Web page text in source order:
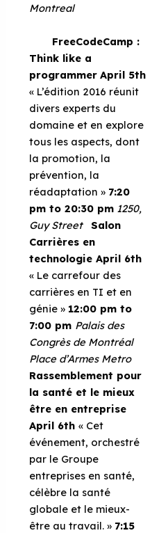
Montreal
FreeCodeCamp :
Think like a
programmer April 5th
« L’édition 2016 réunit
divers experts du
domaine et en explore
tous les aspects, dont
la promotion, la
prévention, la
réadaptation » 7:20
pm to 20:30 pm 1250,
Guy Street
Salon
Carrières en
technologie April 6th
« Le carrefour des
carrières en TI et en
génie »12:00 pm to
7:00 pm Palais des
Congrès de Montréal
Place d’Armes Metro
Rassemblement pour
la santé et le mieux
être en entreprise
April 6th « Cet
événement, orchestré
par le Groupe
entreprises en santé,
célèbre la santé
globale et le mieux-
être au travail. » 7:15